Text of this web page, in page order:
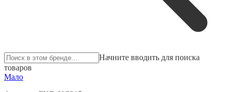
Начните вводить для поиска
товаров
Мало